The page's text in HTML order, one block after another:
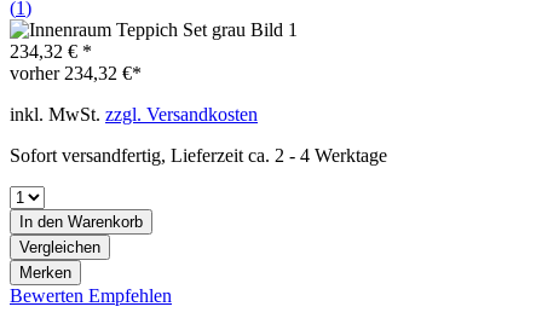
(1)
234,32 € *
vorher 234,32 €*
inkl. MwSt. zzgl. Versandkosten
Sofort versandfertig, Lieferzeit ca. 2 - 4 Werktage
In den Warenkorb
Vergleichen
Merken
Bewerten Empfehlen